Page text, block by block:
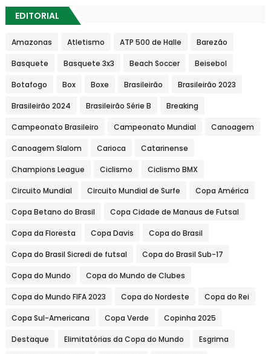
EDITORIAL
Amazonas Atletismo ATP 500 de Halle Barezão
Basquete Basquete 3x3 Beach Soccer Beisebol
Botafogo Box Boxe Brasileirão Brasileirão 2023
Brasileirão 2024 Brasileirão Série B Breaking
Campeonato Brasileiro Campeonato Mundial Canoagem
Canoagem Slalom Carioca Catarinense
Champions League Ciclismo Ciclismo BMX
Circuito Mundial Circuito Mundial de Surfe Copa América
Copa Betano do Brasil Copa Cidade de Manaus de Futsal
Copa da Floresta Copa Davis Copa do Brasil
Copa do Brasil Sicredi de futsal Copa do Brasil Sub-17
Copa do Mundo Copa do Mundo de Clubes
Copa do Mundo FIFA 2023 Copa do Nordeste Copa do Rei
Copa Sul-Americana Copa Verde Copinha 2025
Destaque Elimitatórias da Copa do Mundo Esgrima